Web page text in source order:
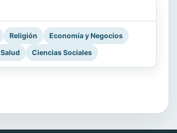
Religión
Economía y Negocios
Salud Ciencias Sociales